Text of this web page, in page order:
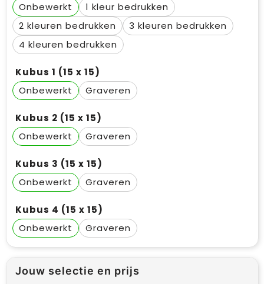
Onbewerkt
1
2
3
4
Kubus 1 (15 x 15)
Onbewerkt
Graveren
Kubus 2 (15 x 15)
Onbewerkt
Graveren
Kubus 3 (15 x 15)
Onbewerkt
Graveren
Kubus 4 (15 x 15)
Onbewerkt
Graveren
Jouw selectie en prijs